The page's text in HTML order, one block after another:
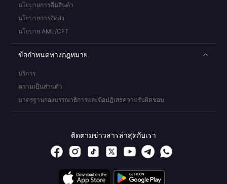
นโยบายการคืนสินค้า
นโยบายการจัดส่ง
นโยบาย AML/CFT
ข้อกำหนดทางกฎหมาย
บริการ
ความเป็นส่วนตัว
มาตรฐานกองบรรณาธิการและข้อปฏิเสธความรับผิดชอบ
ติดตามข่าวสารล่าสุดกับเรา